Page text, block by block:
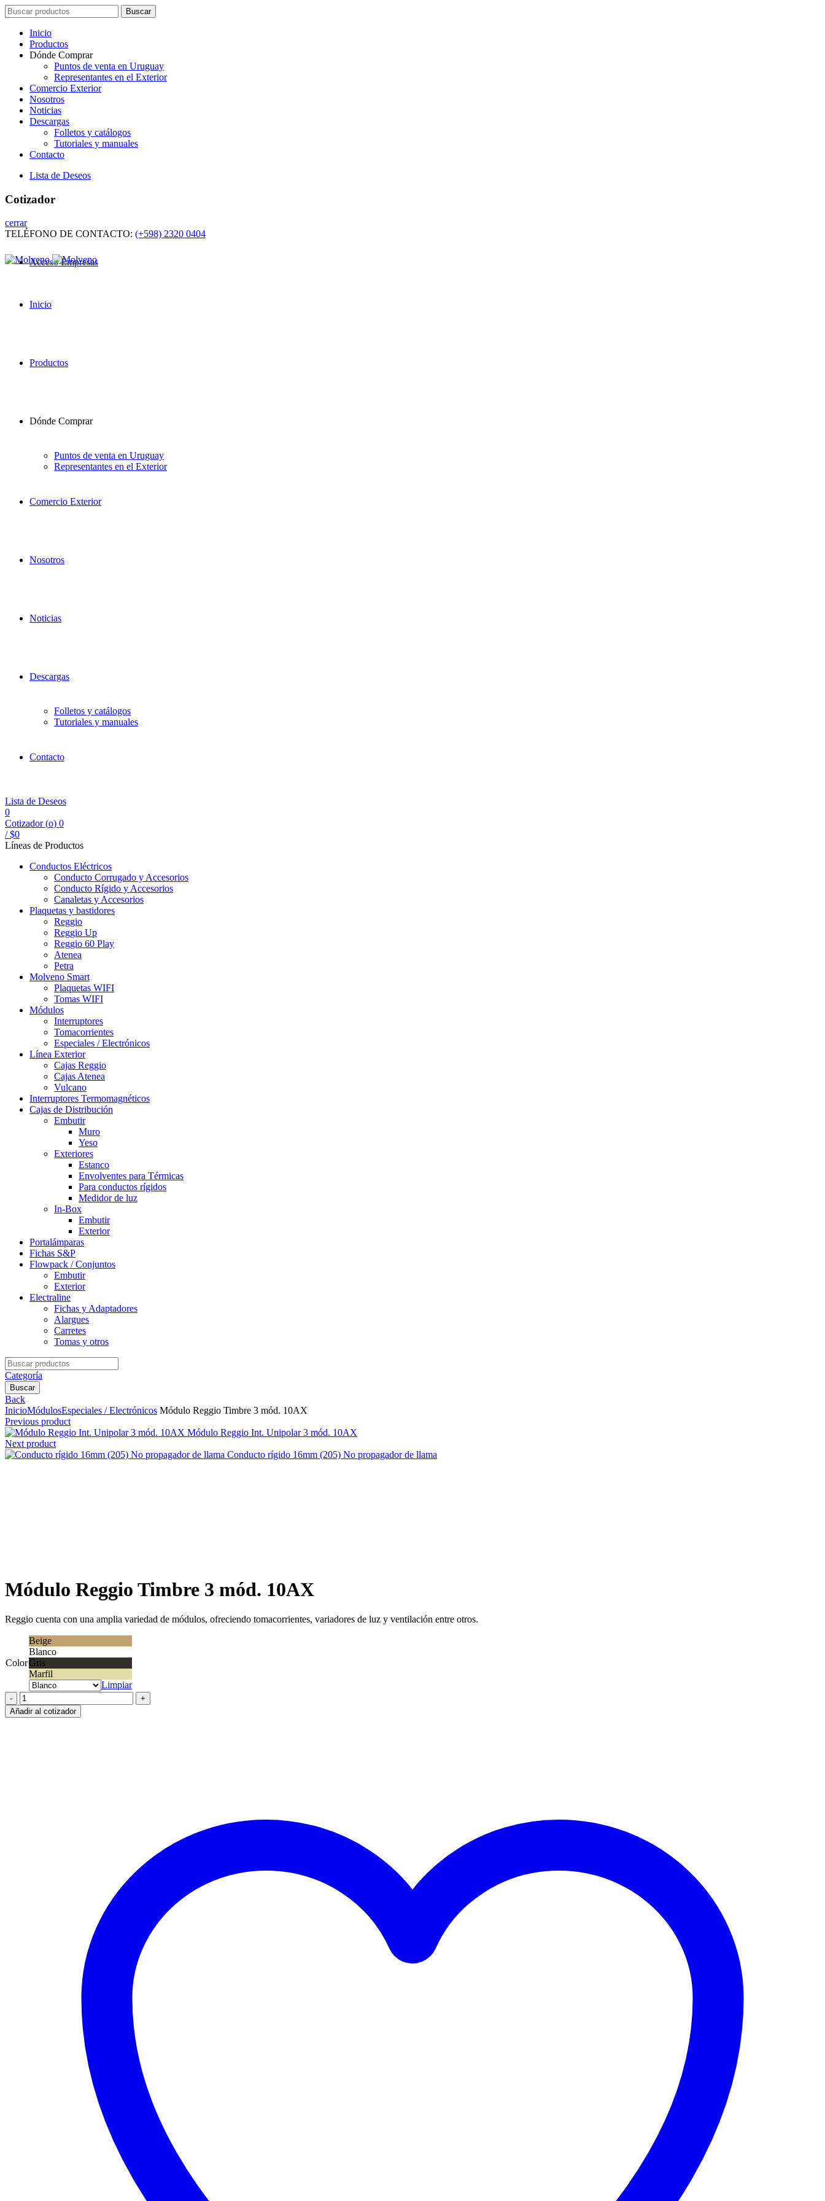
Search
for:
Buscar
Inicio
Productos
Dónde Comprar
Puntos de venta en Uruguay
Representantes en el Exterior
Comercio Exterior
Nosotros
Noticias
Descargas
Folletos y catálogos
Tutoriales y manuales
Contacto
Lista de Deseos
Cotizador
cerrar
TELÉFONO DE CONTACTO: (+598) 2320 0404
Acceso Empresas
Inicio
Productos
Dónde Comprar
Puntos de venta en Uruguay
Representantes en el Exterior
Comercio Exterior
Nosotros
Noticias
Descargas
Folletos y catálogos
Tutoriales y manuales
Contacto
Lista de Deseos
0
Cotizador (o) 0
/ $0
Líneas de Productos
Conductos Eléctricos
Conducto Corrugado y Accesorios
Conducto Rígido y Accesorios
Canaletas y Accesorios
Plaquetas y bastidores
Reggio
Reggio Up
Reggio 60 Play
Atenea
Petra
Molveno Smart
Plaquetas WIFI
Tomas WIFI
Módulos
Interruptores
Tomacorrientes
Especiales / Electrónicos
Línea Exterior
Cajas Reggio
Cajas Atenea
Vulcano
Interruptores Termomagnéticos
Cajas de Distribución
Embutir
Muro
Yeso
Exteriores
Estanco
Envolventes para Térmicas
Para conductos rígidos
Medidor de luz
In-Box
Embutir
Exterior
Portalámparas
Fichas S&P
Flowpack / Conjuntos
Embutir
Exterior
Electraline
Fichas y Adaptadores
Alargues
Carretes
Tomas y otros
Search
for:
Categoría
Buscar
Back
InicioMódulosEspeciales / Electrónicos Módulo Reggio Timbre 3 mód. 10AX
Previous product
Módulo Reggio Int. Unipolar 3 mód. 10AX
Next product
Conducto rígido 16mm (205) No propagador de llama
Módulo Reggio Timbre 3 mód. 10AX
Reggio cuenta con una amplia variedad de módulos, ofreciendo tomacorrientes, variadores de luz y ventilación entre otros.
Color
Beige
Blanco
Gris
Marfil
Limpiar
Módulo
Reggio
Timbre
Añadir al cotizador